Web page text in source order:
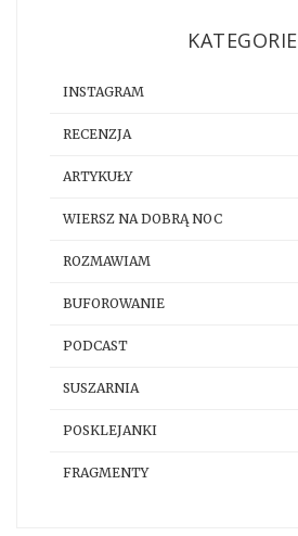
KATEGORIE
INSTAGRAM
RECENZJA
ARTYKUŁY
WIERSZ NA DOBRĄ NOC
ROZMAWIAM
BUFOROWANIE
PODCAST
SUSZARNIA
POSKLEJANKI
FRAGMENTY